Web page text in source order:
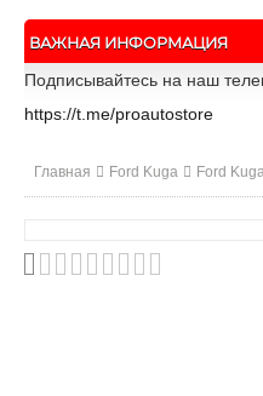
ВАЖНАЯ ИНФОРМАЦИЯ
Подписывайтесь на наш
https://t.me/proautostore
Главная Ford Kuga Ford